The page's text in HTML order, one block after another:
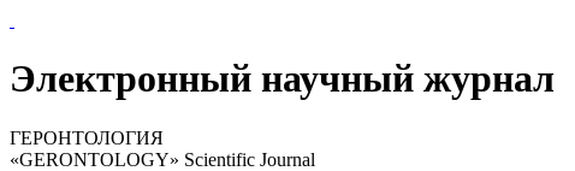
Электронный научный журнал
ГЕРОНТОЛОГИЯ
«GERONTOLOGY» Scientific Journal